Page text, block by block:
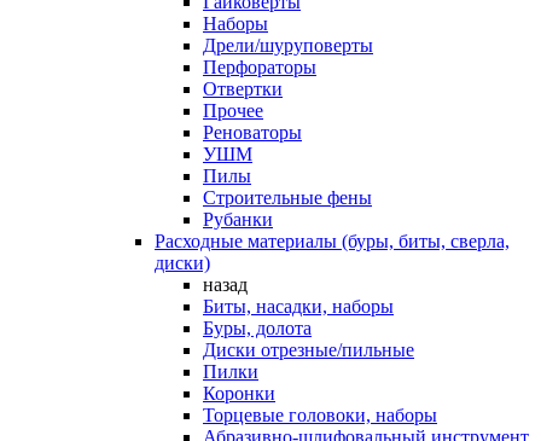
Наборы
Дрели/шуруповерты
Перфораторы
Отвертки
Прочее
Реноваторы
УШМ
Пилы
Строительные фены
Рубанки
Расходные материалы (буры, биты, сверла,
диски)
назад
Биты, насадки, наборы
Буры, долота
Диски отрезные/пильные
Пилки
Коронки
Торцевые головоки, наборы
Абразивно-шлифовальный инструмент